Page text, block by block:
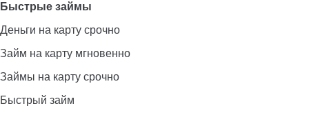
Быстрые займы
Деньги на карту срочно
Займ на карту мгновенно
Займы на карту срочно
Быстрый займ